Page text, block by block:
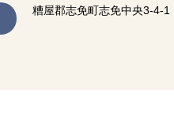
糟屋郡志免町志免中央3-4-1